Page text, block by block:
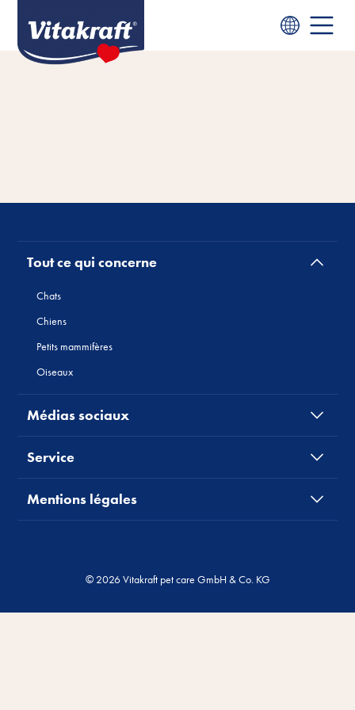
Tout ce qui concerne
Chats
Chiens
Petits mammifères
Oiseaux
Médias sociaux
Service
Mentions légales
© 2026 Vitakraft pet care GmbH & Co. KG